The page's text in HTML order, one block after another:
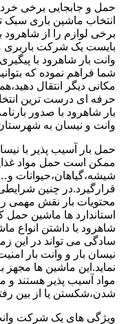
حمل و جابجایی برخی
انتخاب ماشین باری
برخی لوازم را از شاهرود
بایست یک شرکت باربری
وانت بار شاهرود با
شما فراهم نموده که
مکانی دیگر انتقال
حرفه ای درست ترین
بار شاهرود با صدور
وانت و نیسان به
حمل بار آسیب پذیر با
ممکن است حمل مواد
شیشه،گیاهان،حیوانات
قرارگیرد.در چنین
محتویات بار نقش مهمی
استاندارد ها ماشین حمل
شاهرود با داشتن انواع
سادگی می تواند در این
نیسان بار و وانت بار
نماید.این ماشین ها مجهز
مواد آسیب پذیر هستند و
شدن،شکستن یا از بین
ویژگی های یک شرکت